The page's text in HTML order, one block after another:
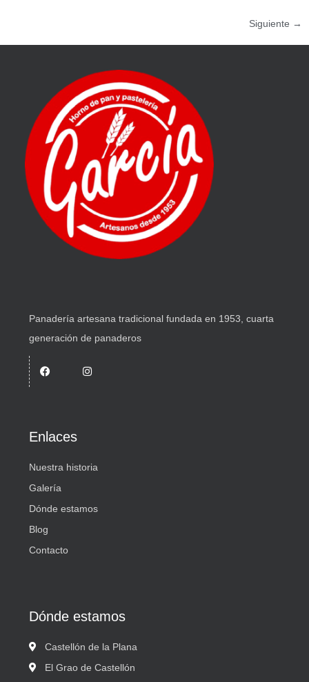
Siguiente →
Panadería artesana tradicional fundada en 1953, cuarta
generación de panaderos
Enlaces
Nuestra historia
Galería
Dónde estamos
Blog
Contacto
Dónde estamos
Castellón de la Plana
El Grao de Castellón